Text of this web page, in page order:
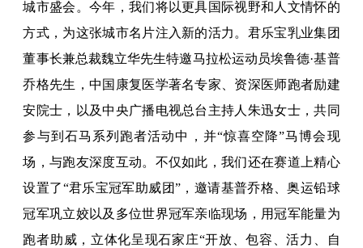
城市盛会。今年，我们将以更具国际视野和人文情怀的
方式，为这张城市名片注入新的活力。君乐宝乳业集团
董事长兼总裁魏立华先生特邀马拉松运动员埃鲁德·基普
乔格先生，中国康复医学著名专家、资深医师跑者励建
安院士，以及中央广播电视总台主持人朱迅女士，共同
参与到石马系列跑者活动中，并“惊喜空降”马博会现
场，与跑友深度互动。不仅如此，我们还在赛道上精心
设置了“君乐宝冠军助威团”，邀请基普乔格、奥运铅球
冠军巩立姣以及多位世界冠军亲临现场，用冠军能量为
跑者助威，立体化呈现石家庄“开放、包容、活力、自